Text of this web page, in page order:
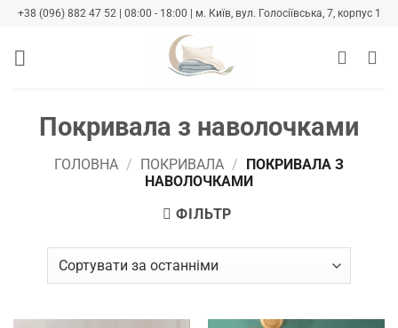
Skip
content
+38 (096) 882 47 52 | 08:00 - 18:00 | м. Київ, вул. Голосіївська, 7, корпус 1
Покривала з наволочками
ГОЛОВНА / ПОКРИВАЛА /
ПОКРИВАЛА З
НАВОЛОЧКАМИ
ФІЛЬТР